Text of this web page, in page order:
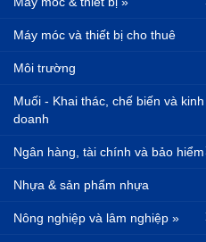
Máy móc và thiết bị cho thuê
Môi trường
Muối - Khai thác, chế biến và kinh
doanh
Ngân hàng, tài chính và bảo
Nhựa & sản phẩm nhựa
Nông nghiệp và lâm nghiệp »